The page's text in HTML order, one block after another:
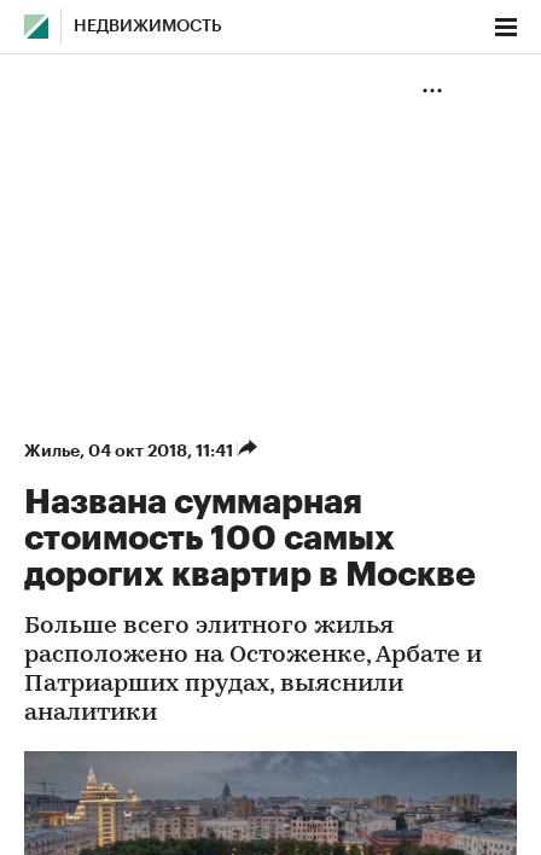
НЕДВИЖИМОСТЬ
Жилье⁠, 04 окт 2018, 11:41
Названа суммарная
стоимость 100 самых
дорогих квартир в Москве
Больше всего элитного жилья
расположено на Остоженке, Арбате и
Патриарших прудах, выяснили
аналитики